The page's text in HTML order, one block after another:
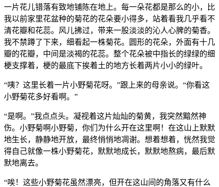
一片花儿错落有致地铺陈在地上。每一朵花都是那么的小，比
我以前家里花盆种的菊花的花朵要小得多，站着看我几乎看不
清花瓣和花蕊。风儿拂过，带来一股淡淡的沁人心脾的菊香。
我不禁蹲了下来，细看起一株菊花。圆形的花朵，外面有十几
瓣的花瓣，中间是淡褐的花蕊。整个花朵被中指长的绿绿的细
梗支撑着，梗的最底下挨着土的地方长着两片小小的绿叶。
“咦？这里长着一片小野菊花呀。”跟上来的母亲说。“你看这
小野菊花多好看啊。”
“是啊。”我点点头。凝视着这片灿灿的菊黄，我突然黯然神
伤。小野菊啊小野菊，你们为什么开在这里啊！在这山上默默
地生长，静静地开放，最终悄悄地凋谢。想着想着，恍然我觉
得自己就像一株小野菊花，默默地成长，默默地熬病，最后默
默地离去。
“唉！这些小野菊花虽然漂亮，但开在这山间的角落又有什么